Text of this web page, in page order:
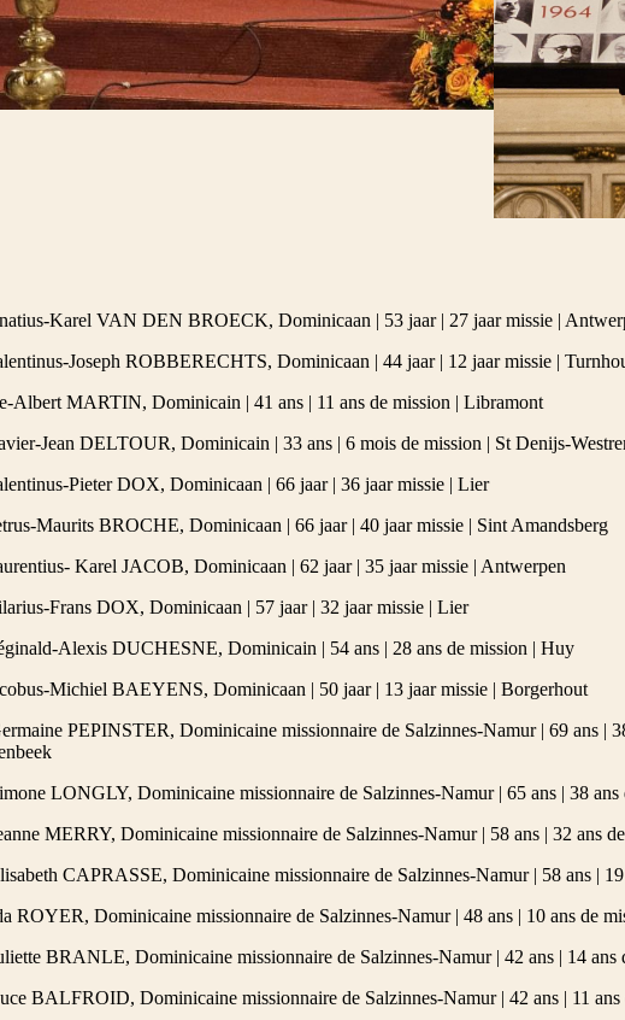
Karel VAN DEN BROECK, Dominicaan | 53 jaar | 27 jaar missie |
Joseph ROBBERECHTS, Dominicaan | 44 jaar | 12 jaar missie |
Albert MARTIN, Dominicain | 41 ans | 11 ans de mission | Libramont
Jean DELTOUR, Dominicain | 33 ans | 6 mois de mission | St Denijs-
Pieter DOX, Dominicaan | 66 jaar | 36 jaar missie | Lier
Maurits BROCHE, Dominicaan | 66 jaar | 40 jaar missie | Sint Amandsberg
Karel JACOB, Dominicaan | 62 jaar | 35 jaar missie | Antwerpen
Frans DOX, Dominicaan | 57 jaar | 32 jaar missie | Lier
Alexis DUCHESNE, Dominicain | 54 ans | 28 ans de mission | Huy
Michiel BAEYENS, Dominicaan | 50 jaar | 13 jaar missie | Borgerhout
PEPINSTER, Dominicaine missionnaire de Salzinnes-Namur | 69 ans |
LONGLY, Dominicaine missionnaire de Salzinnes-Namur | 65 ans | 38 ans
MERRY, Dominicaine missionnaire de Salzinnes-Namur | 58 ans | 32 ans
CAPRASSE, Dominicaine missionnaire de Salzinnes-Namur | 58 ans |
ROYER, Dominicaine missionnaire de Salzinnes-Namur | 48 ans | 10 ans de
BRANLE, Dominicaine missionnaire de Salzinnes-Namur | 42 ans | 14 ans
BALFROID, Dominicaine missionnaire de Salzinnes-Namur | 42 ans | 11 ans